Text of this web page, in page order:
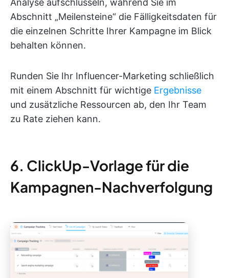
Analyse aufschlüsseln, während Sie im
Abschnitt „Meilensteine“ die Fälligkeitsdaten für
die einzelnen Schritte Ihrer Kampagne im Blick
behalten können.
Runden Sie Ihr Influencer-Marketing schließlich
mit einem Abschnitt für wichtige Ergebnisse
und zusätzliche Ressourcen ab, den Ihr Team
zu Rate ziehen kann.
6. ClickUp-Vorlage für die
Kampagnen-Nachverfolgung